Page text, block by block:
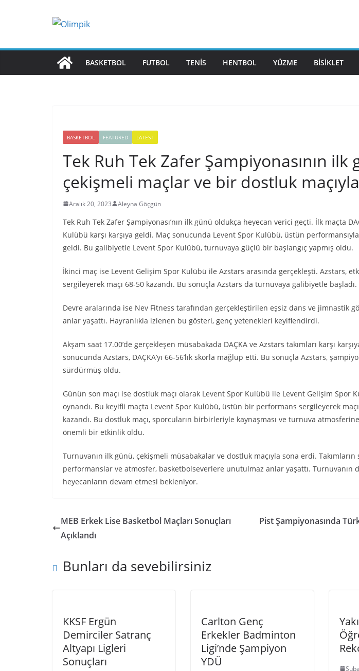
BASKETBOL FUTBOL TENIS HENTBOL YÜZME BISIKLET
BASKETBOL FEATURED LATEST
Tek Ruh Tek Zafer Şampiyonasının ilk
çekişmeli maçlar ve bir dostluk
Aralık 20, 2023 Aleyna Göçgün
Tek Ruh Tek Zafer Şampiyonası’nın ilk günü oldukça heyecan verici geçti. İlk maçta
Kulübü karşı karşıya geldi. Maç sonucunda Levent Spor Kulübü, üstün
geldi. Bu galibiyetle Levent Spor Kulübü, turnuvaya güçlü bir başlangıç yapmış oldu.
İkinci maç ise Levent Gelişim Spor Kulübü ile Azstars arasında gerçekleşti. Azstars,
sergileyerek maçı 68-50 kazandı. Bu sonuçla Azstars da turnuvaya galibiyetle başladı.
Devre aralarında ise Nev Fitness tarafından gerçekleştirilen eşsiz dans ve jimnastik
anlar yaşattı. Hayranlıkla izlenen bu gösteri, genç yetenekleri keyiflendirdi.
Akşam saat 17.00’de gerçekleşen müsabakada DAÇKA ve Azstars takımları karşı
sonucunda Azstars, DAÇKA’yı 66-56’lık skorla mağlup etti. Bu sonuçla Azstars,
sürdürmüş oldu.
Günün son maçı ise dostluk maçı olarak Levent Spor Kulübü ile Levent Gelişim Spor
oynandı. Bu keyifli maçta Levent Spor Kulübü, üstün bir performans sergileyerek maçı
kazandı. Bu dostluk maçı, sporcuların birbirleriyle kaynaşması ve turnuva atmosferine
önemli bir etkinlik oldu.
Turnuvanın ilk günü, çekişmeli müsabakalar ve dostluk maçıyla sona erdi.
performanslar ve atmosfer, basketbolseverlere unutulmaz anlar yaşattı. Turnuvanın
heyecanların devam etmesi bekleniyor.
MEB Erkek Lise Basketbol Maçları Sonuçları
Açıklandı
Pist Şampiyonasında
Bunları da sevebilirsiniz
KKSF Ergün
Demirciler Satranç
Altyapı Ligleri
Sonuçları
Carlton Genç
Erkekler Badminton
Ligi’nde Şampiyon
YDÜ